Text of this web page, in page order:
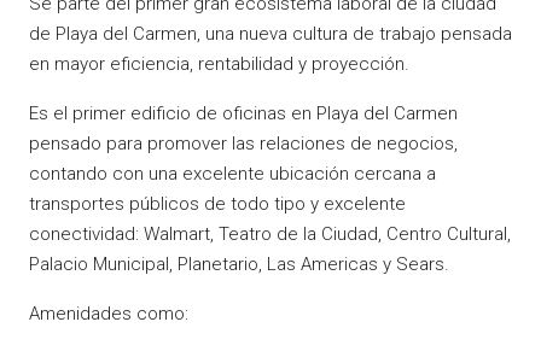
de Playa del Carmen, una nueva cultura de trabajo pensada
en mayor eficiencia, rentabilidad y proyección.
Es el primer edificio de oficinas en Playa del Carmen
pensado para promover las relaciones de negocios,
contando con una excelente ubicación cercana a
transportes públicos de todo tipo y excelente
conectividad: Walmart, Teatro de la Ciudad, Centro Cultural,
Palacio Municipal, Planetario, Las Americas y Sears.
Amenidades como: